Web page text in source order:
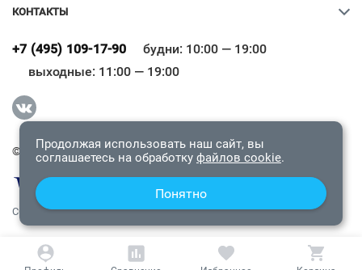
КОНТАКТЫ
+7 (495) 109-17-90
будни: 10:00 — 19:00
выходные: 11:00 — 19:00
© 2009-2026 «Водолей Онлайн». Все права защищены.
СОГЛАШЕНИЕ О КОНФИДЕНЦИАЛЬНОСТИ
Всё верно
Продолжая использовать наш сайт, вы
соглашаетесь на обработку файлов cookie.
Понятно